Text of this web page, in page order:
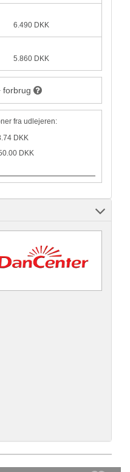
6.490 DKK
5.860 DKK
forbrug
fra udlejeren:
DKK
DKK